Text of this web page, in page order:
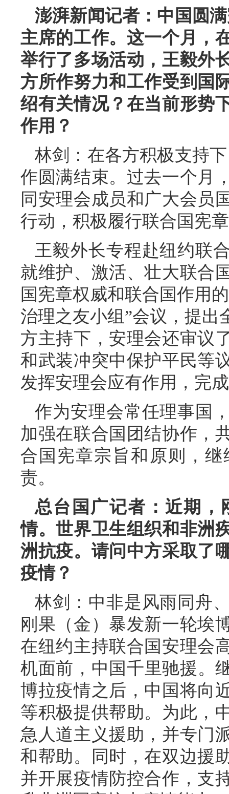
澎湃新闻记者：中国圆
主席的工作。这一个月，
举行了多场活动，王毅外
方所作努力和工作受到国
绍有关情况？在当前形势
作用？
林剑：在各方积极支持
作圆满结束。过去一个月
同安理会成员和广大会员
行动，积极履行联合国宪
王毅外长专程赴纽约联
就维护、激活、壮大联合
国宪章权威和联合国作用
治理之友小组”会议，提
方主持下，安理会还审议
和武装冲突中保护平民等
发挥安理会应有作用，完
作为安理会常任理事国
加强在联合国团结协作，
合国宪章宗旨和原则，
责。
总台国广记者：近期，
情。世界卫生组织和非洲
洲抗疫。请问中方采取了
疫情？
林剑：中非是风雨同舟
刚果（金）暴发新一轮埃
在纽约主持联合国安理会
机面前，中国千里驰援。
博拉疫情之后，中国将向
等积极提供帮助。为此，
急人道主义援助，并专门
和帮助。同时，在双边援
并开展疫情防控合作，支